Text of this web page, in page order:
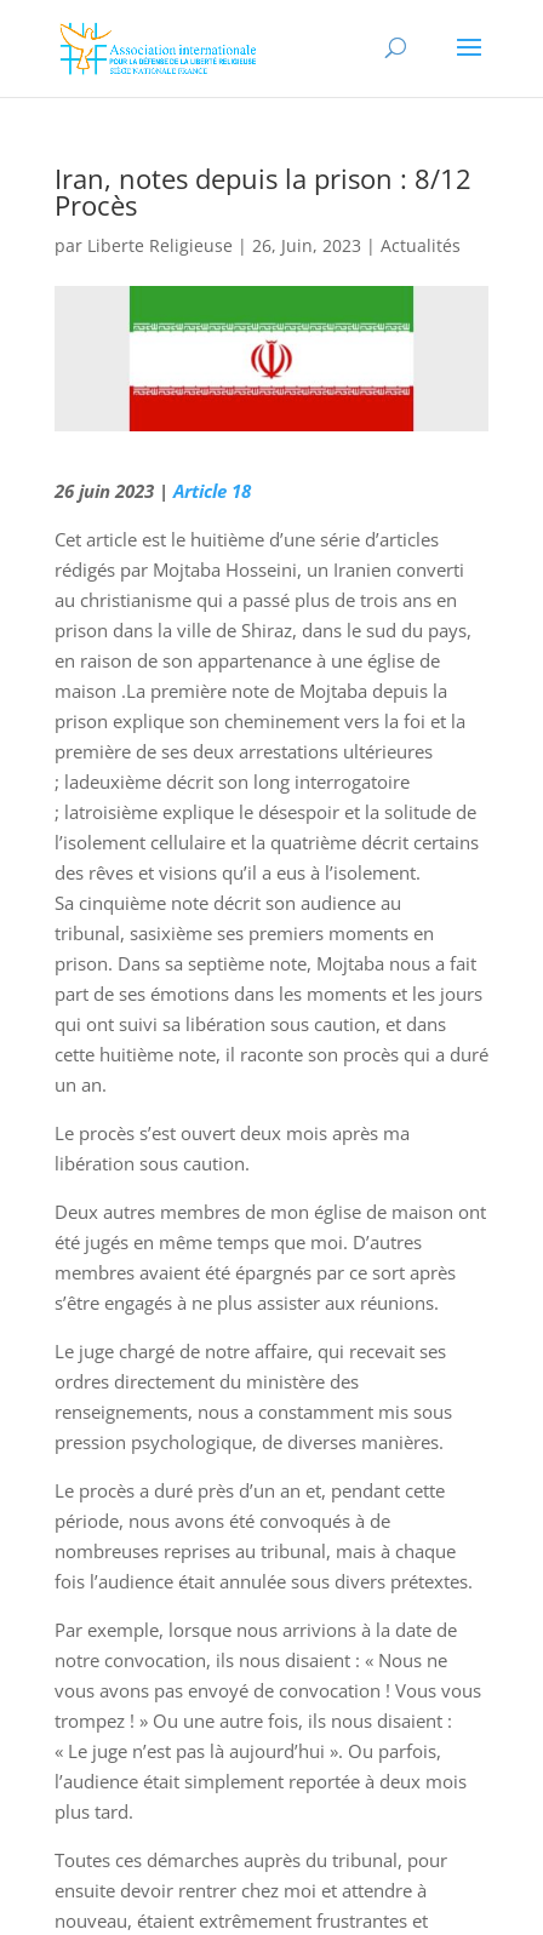
Iran, notes depuis la prison : 8/12
Procès
par Liberte Religieuse | 26, Juin, 2023 | Actualités
26 juin 2023 |Article 18
Cet article est le huitième d’une série d’articles
rédigés par Mojtaba Hosseini, un Iranien converti
au christianisme qui a passé plus de trois ans en
prison dans la ville de Shiraz, dans le sud du pays,
en raison de son appartenance à une église de
maison .La première note de Mojtaba depuis la
prison explique son cheminement vers la foi et la
première de ses deux arrestations ultérieures
; ladeuxième décrit son long interrogatoire
; latroisième explique le désespoir et la solitude de
l’isolement cellulaire et la quatrième décrit certains
des rêves et visions qu’il a eus à l’isolement.
Sa cinquième note décrit son audience au
tribunal, sasixième ses premiers moments en
prison. Dans sa septième note, Mojtaba nous a fait
part de ses émotions dans les moments et les jours
qui ont suivi sa libération sous caution, et dans
cette huitième note, il raconte son procès qui a duré
un an.
Le procès s’est ouvert deux mois après ma
libération sous caution.
Deux autres membres de mon église de maison ont
été jugés en même temps que moi. D’autres
membres avaient été épargnés par ce sort après
s’être engagés à ne plus assister aux réunions.
Le juge chargé de notre affaire, qui recevait ses
ordres directement du ministère des
renseignements, nous a constamment mis sous
pression psychologique, de diverses manières.
Le procès a duré près d’un an et, pendant cette
période, nous avons été convoqués à de
nombreuses reprises au tribunal, mais à chaque
fois l’audience était annulée sous divers prétextes.
Par exemple, lorsque nous arrivions à la date de
notre convocation, ils nous disaient : « Nous ne
vous avons pas envoyé de convocation ! Vous vous
trompez ! » Ou une autre fois, ils nous disaient :
« Le juge n’est pas là aujourd’hui ». Ou parfois,
l’audience était simplement reportée à deux mois
plus tard.
Toutes ces démarches auprès du tribunal, pour
ensuite devoir rentrer chez moi et attendre à
nouveau, étaient extrêmement frustrantes et